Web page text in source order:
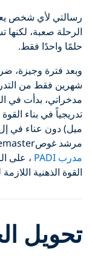
رسالتي لأي شخص
الرحلة صعبة، لكنها
حلمًا واحدًا فقط.
وبعد فترة وجيزة،
شهرين فقط من
مدخراتي، بدأت في
ميل) دون عناء في
مرشد غوصDivemaster ،
مدرب PADI
، على
القوة الذهنية
تحويل